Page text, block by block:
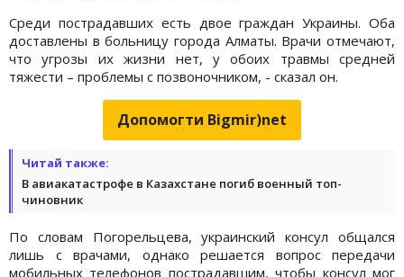
Среди пострадавших есть двое граждан Украины. Оба
доставлены в больницу города Алматы. Врачи отмечают,
что угрозы их жизни нет, у обоих травмы средней
тяжести – проблемы с позвоночником, - сказал он.
Допомогти Bigmir)net
Читай также:
В авиакатастрофе в Казахстане погиб военный топ-
чиновник
По словам Погорельцева, украинский консул общался
лишь с врачами, однако решается вопрос передачи
мобильных телефонов пострадавшим, чтобы консул мог